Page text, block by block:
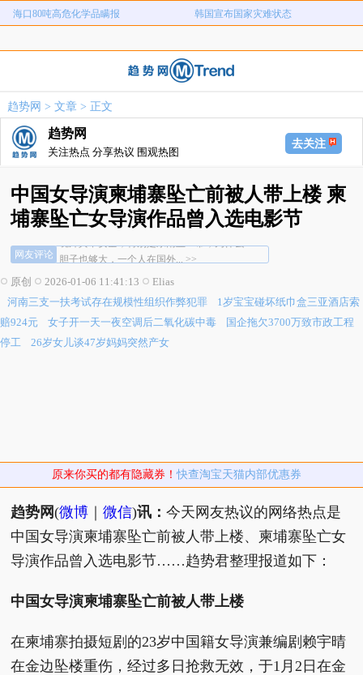
河南三支一扶考试存在规模性组织作
弊犯罪
1岁宝宝碰坏纸巾盒三亚酒店索赔924
元
26岁女儿谈47岁妈妈突然产女 儿子举报身价上亿父亲说家已破碎
海口80吨高危化学品瞒报 韩国宣布国家灾难状态
趋势网 > 文章> 正文
趋势网
关注热点 分享热议 围观热图
去关注
中国女导演柬埔寨坠亡前被人带上楼 柬
埔寨坠亡女导演作品曾入选电影节
网友评论
胆子也够大，一个人在国外... >>
境外真不安全，特别是东南亚一带，为什么... >>
胆子也够大，一个人在国外... >>
别以为自己会是例外，不出意外定出意外... >>
原创 2026-01-06 11:41:13
Elias
河南三支一扶考试存在规模性组织作弊犯罪
1岁宝宝碰坏纸巾盒三亚酒店索
赔924元
女子开一天一夜空调后二氧化碳中毒
国企拖欠3700万致市政工程
停工
26岁女儿谈47岁妈妈突然产女
原来你买的都有隐藏券！快查淘宝天猫内部优惠券
趋势网(微博 ｜微信)讯：今天网友热议的网络热点是
中国女导演柬埔寨坠亡前被人带上楼、柬埔寨坠亡女
导演作品曾入选电影节……趋势君整理报道如下：
中国女导演柬埔寨坠亡前被人带上楼
在柬埔寨拍摄短剧的23岁中国籍女导演兼编剧赖宇晴
在金边坠楼重伤，经过多日抢救无效，于1月2日在金